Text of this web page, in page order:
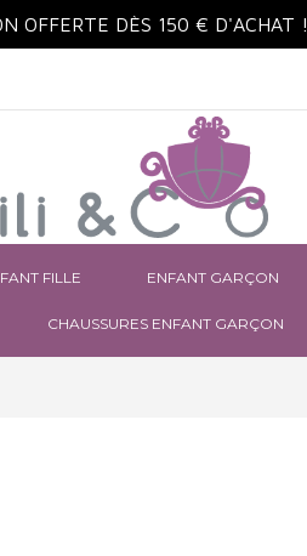
OFFERTE DÈS 150 € D'ACHAT !
FILLE ENFANT GARÇON
CHAUSSURES ENFANT GARÇON